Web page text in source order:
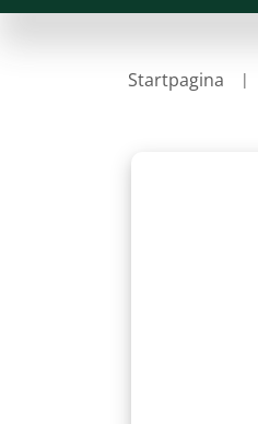
Startpagina